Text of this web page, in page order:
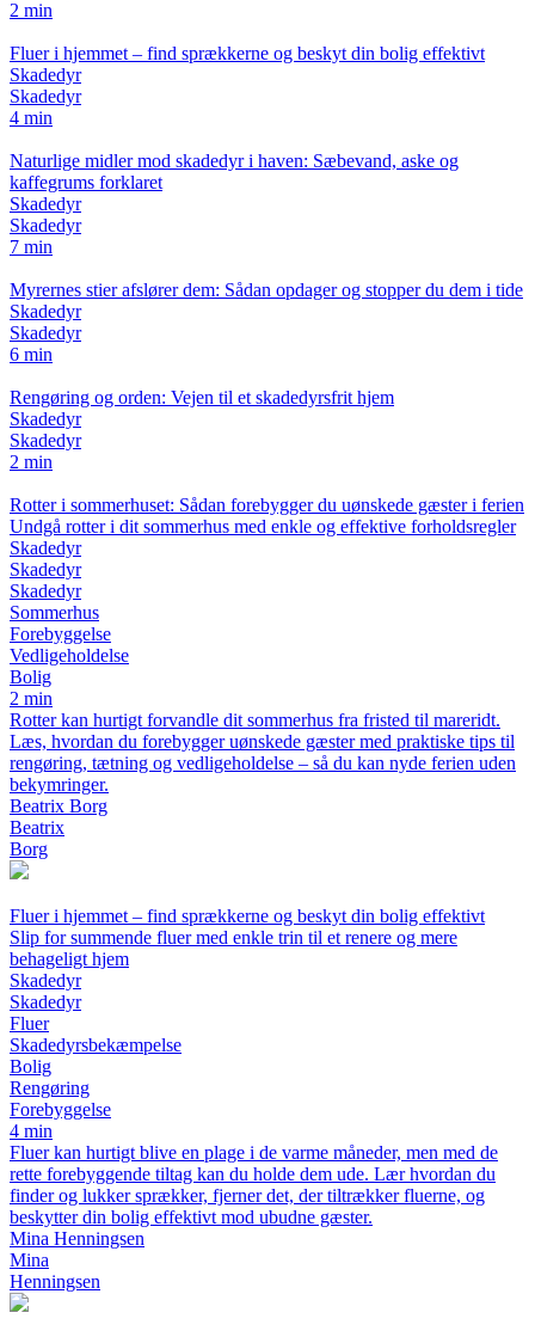
2 min
Fluer i hjemmet – find sprækkerne og beskyt din bolig effektivt
Skadedyr
Skadedyr
4 min
Naturlige midler mod skadedyr i haven: Sæbevand, aske og
kaffegrums forklaret
Skadedyr
Skadedyr
7 min
Myrernes stier afslører dem: Sådan opdager og stopper du dem i tide
Skadedyr
Skadedyr
6 min
Rengøring og orden: Vejen til et skadedyrsfrit hjem
Skadedyr
Skadedyr
2 min
Rotter i sommerhuset: Sådan forebygger du uønskede gæster i ferien
Undgå rotter i dit sommerhus med enkle og effektive forholdsregler
Skadedyr
Skadedyr
Skadedyr
Sommerhus
Forebyggelse
Vedligeholdelse
Bolig
2 min
Rotter kan hurtigt forvandle dit sommerhus fra fristed til mareridt.
Læs, hvordan du forebygger uønskede gæster med praktiske tips til
rengøring, tætning og vedligeholdelse – så du kan nyde ferien uden
bekymringer.
Beatrix Borg
Beatrix
Borg
Fluer i hjemmet – find sprækkerne og beskyt din bolig effektivt
Slip for summende fluer med enkle trin til et renere og mere
behageligt hjem
Skadedyr
Skadedyr
Fluer
Skadedyrsbekæmpelse
Bolig
Rengøring
Forebyggelse
4 min
Fluer kan hurtigt blive en plage i de varme måneder, men med de
rette forebyggende tiltag kan du holde dem ude. Lær hvordan du
finder og lukker sprækker, fjerner det, der tiltrækker fluerne, og
beskytter din bolig effektivt mod ubudne gæster.
Mina Henningsen
Mina
Henningsen